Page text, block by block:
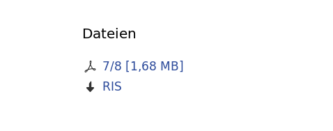
Dateien
7/8 [1,68 MB]
RIS